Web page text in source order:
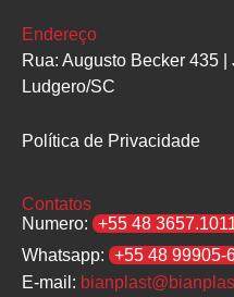
Endereço
Rua: Augusto Becker 435
Ludgero/SC
Política de Privacidade
Contatos
Numero: +55 48
Whatsapp: +55 48 99905-
E-mail: